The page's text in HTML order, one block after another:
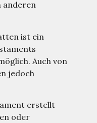
anderen
ist ein
Auch von
jedoch
erstellt
oder